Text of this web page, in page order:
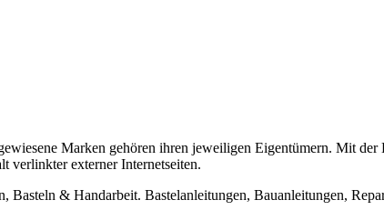
Marken gehören ihren jeweiligen Eigentümern. Mit der
verlinkter externer Internetseiten.
& Handarbeit. Bastelanleitungen, Bauanleitungen,